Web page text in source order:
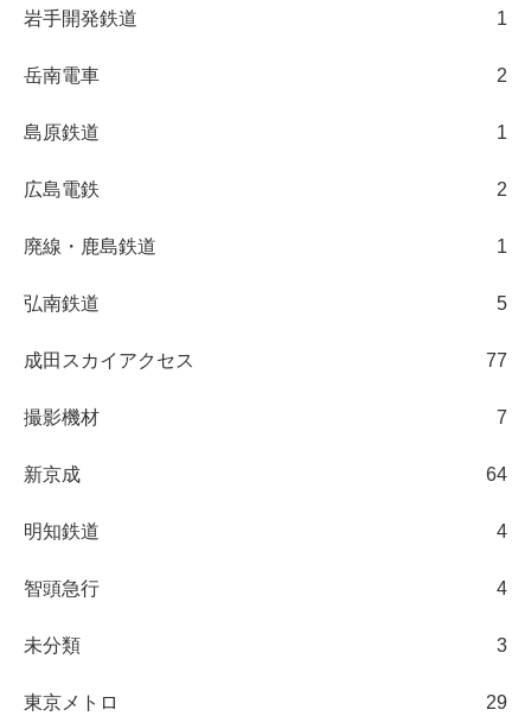
岩手開発鉄道 1
岳南電車 2
島原鉄道 1
広島電鉄 2
廃線・鹿島鉄道 1
弘南鉄道 5
成田スカイアクセス 77
撮影機材 7
新京成 64
明知鉄道 4
智頭急行 4
未分類 3
東京メトロ 29